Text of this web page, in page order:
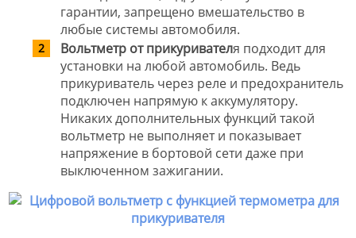
гарантии, запрещено вмешательство в
любые системы автомобиля.
Вольтметр от прикуривателя подходит для
установки на любой автомобиль. Ведь
прикуриватель через реле и предохранитель
подключен напрямую к аккумулятору.
Никаких дополнительных функций такой
вольтметр не выполняет и показывает
напряжение в бортовой сети даже при
выключенном зажигании.